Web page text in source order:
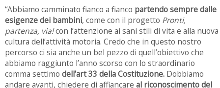
“Abbiamo camminato fianco a fianco partendo sempre dalle
esigenze dei bambini, come con il progetto Pronti,
partenza, via!con l’attenzione ai sani stili di vita e alla nuova
cultura dell’attività motoria. Credo che in questo nostro
percorso ci sia anche un bel pezzo di quell’obiettivo che
abbiamo raggiunto l’anno scorso con lo straordinario
comma settimo dell’art 33 della Costituzione. Dobbiamo
andare avanti, chiedere di affiancare al riconoscimento del